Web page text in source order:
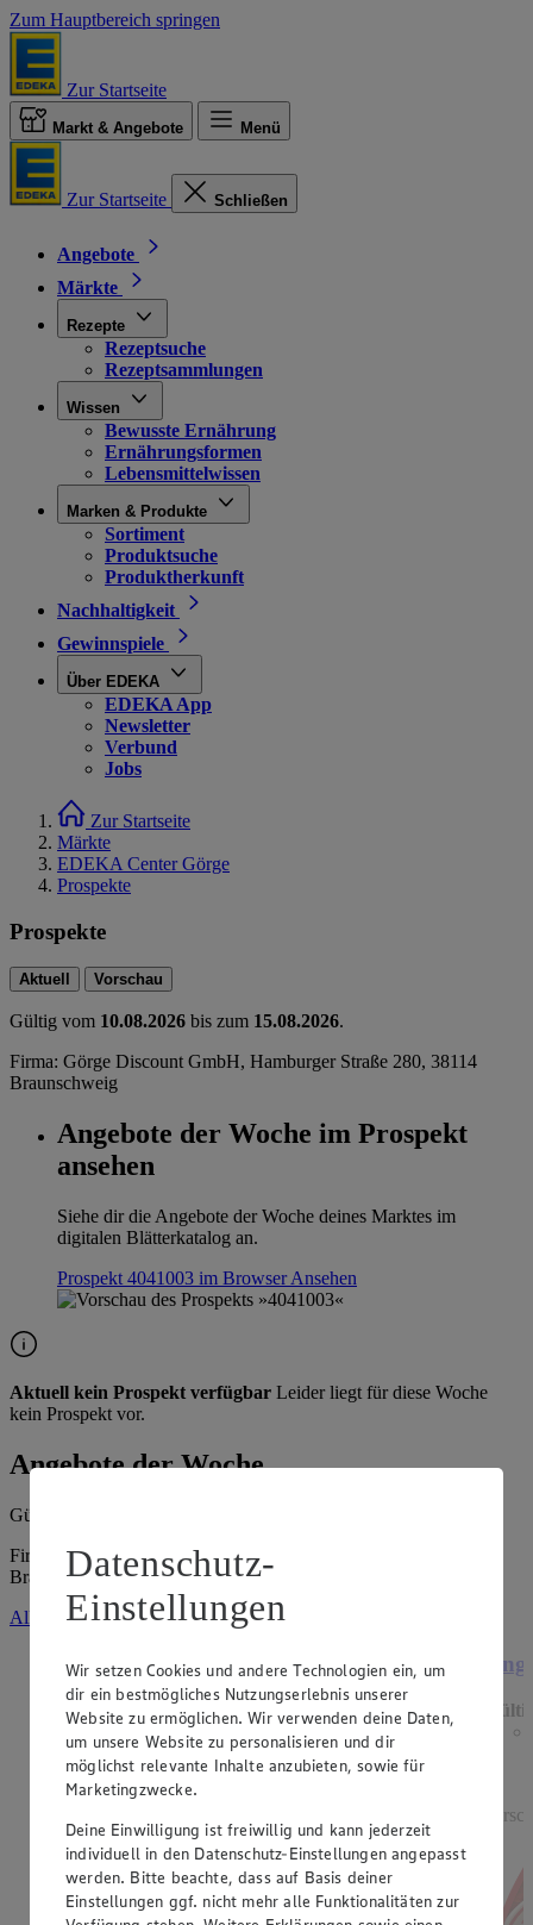
Zum Hauptbereich springen
Zur Startseite
Markt & Angebote Menü
Zur Startseite Schließen
Angebote
Märkte
Rezepte
Rezeptsuche
Rezeptsammlungen
Wissen
Bewusste Ernährung
Ernährungsformen
Lebensmittelwissen
Marken & Produkte
Sortiment
Produktsuche
Produktherkunft
Nachhaltigkeit
Gewinnspiele
Über EDEKA
EDEKA App
Newsletter
Verbund
Jobs
Zur Startseite
Märkte
EDEKA Center Görge
Prospekte
Prospekte
Aktuell Vorschau
Gültig vom 10.08.2026 bis zum 15.08.2026.
Firma: Görge Discount GmbH, Hamburger Straße 280, 38114
Braunschweig
Angebote der Woche im Prospekt
ansehen
Siehe dir die Angebote der Woche deines Marktes im
digitalen Blätterkatalog an.
Prospekt 4041003 im BrowserAnsehen
Aktuell kein Prospekt verfügbar Leider liegt für diese Woche
kein Prospekt vor.
Angebote der Woche
Gültig vom
Firma: Görge Discount GmbH, Hamburger Straße 280, 38114
Braunschweig
Alle Angebote ansehen
Angebot:Beemster mild oder pikant
Gültig ab 13.08.2026
0.99 -44%
Rabattierter Preis von 0.99€ (Insgesamt -44%
Rabatt)
Fett i. Tr., 100g, (1kg = 9,90)
Datenschutz-
Einstellungen
Wir setzen Cookies und andere Technologien ein, um
dir ein bestmögliches Nutzungserlebnis unserer
Website zu ermöglichen. Wir verwenden deine Daten,
um unsere Website zu personalisieren und dir
möglichst relevante Inhalte anzubieten, sowie für
Marketingzwecke.
Deine Einwilligung ist freiwillig und kann jederzeit
individuell in den Datenschutz-Einstellungen angepasst
werden. Bitte beachte, dass auf Basis deiner
Einstellungen ggf. nicht mehr alle Funktionalitäten zur